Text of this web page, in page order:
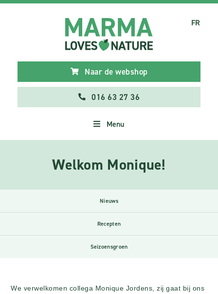
Naar de webshop
016 63 27 36
Menu
FR
Welkom Monique!
Nieuws
Recepten
Seizoensgroen
We verwelkomen collega Monique Jordens, zij gaat bij ons